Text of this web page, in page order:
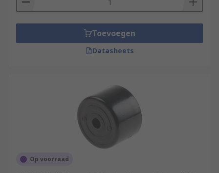
Toevoegen
Datasheets
Op voorraad